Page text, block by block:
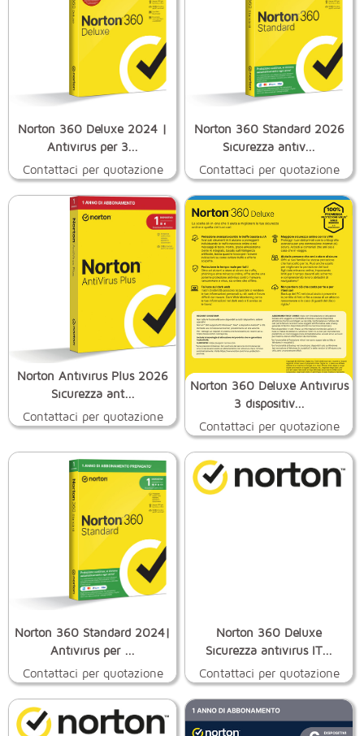
Norton 360 Deluxe 2024 |
Antivirus per 3...
Contattaci per quotazione
Norton 360 Standard 2026
Sicurezza antiv...
Contattaci per quotazione
Norton Antivirus Plus 2026
Sicurezza ant...
Contattaci per quotazione
Norton 360 Deluxe Antivirus
3 dispositiv...
Contattaci per quotazione
Norton 360 Standard 2024|
Antivirus per ...
Contattaci per quotazione
Norton 360 Deluxe
Sicurezza antivirus IT...
Contattaci per quotazione